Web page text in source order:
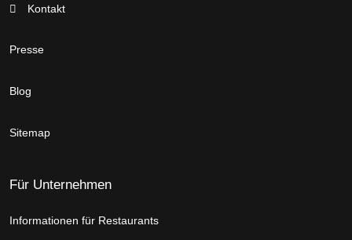
Kontakt
Presse
Blog
Sitemap
Für Unternehmen
Informationen für Restaurants